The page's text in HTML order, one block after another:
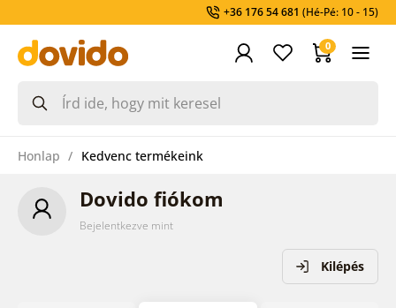
+36 176 54 681 (Hé-Pé: 10 - 15)
0
Honlap Kedvenc termékeink
Dovido fiókom
Bejelentkezve mint
Kilépés